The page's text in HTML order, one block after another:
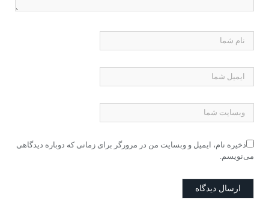
ذخیره نام، ایمیل و وبسایت من در مرورگر برای زمانی که دوباره دیدگاهی
می‌نویسم.